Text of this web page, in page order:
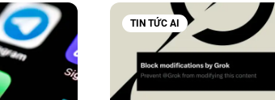
TIN TỨC AI